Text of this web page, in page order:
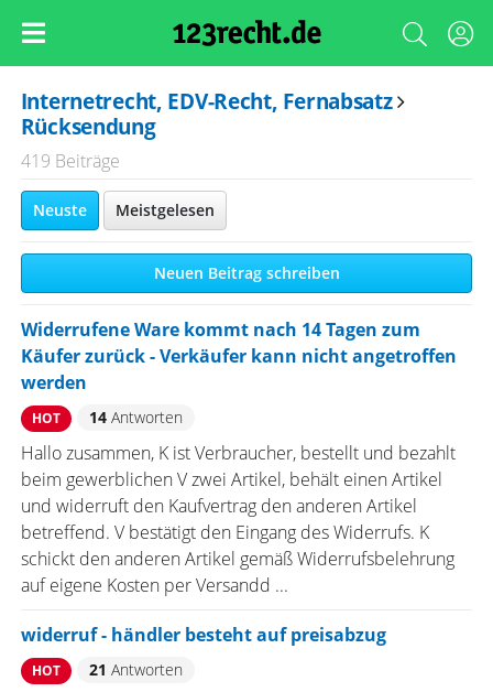
Internetrecht, EDV-Recht, Fernabsatz
Rücksendung
419 Beiträge
Neuste Meistgelesen
Neuen Beitrag schreiben
Widerrufene Ware kommt nach 14 Tagen zum
Käufer zurück - Verkäufer kann nicht angetroffen
werden
HOT 14Antworten
Hallo zusammen, K ist Verbraucher, bestellt und bezahlt
beim gewerblichen V zwei Artikel, behält einen Artikel
und widerruft den Kaufvertrag den anderen Artikel
betreffend. V bestätigt den Eingang des Widerrufs. K
schickt den anderen Artikel gemäß Widerrufsbelehrung
auf eigene Kosten per Versandd ...
widerruf - händler besteht auf preisabzug
HOT 21 Antworten